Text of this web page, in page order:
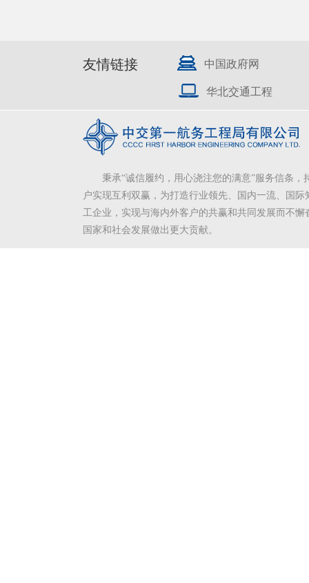
友情链接 中国政府网
华北交通工程
秉承“诚信履约，用心浇注您的满意”服务信条，
户实现互利双赢，为打造行业领先、国内一流、国际
工企业，实现与海内外客户的共赢和共同发展而不懈
国家和社会发展做出更大贡献。